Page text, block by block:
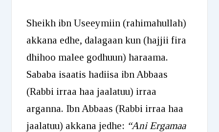
Sheikh ibn Useeymiin (rahimahullah)
akkana edhe, dalagaan kun (hajjii fira
dhihoo malee godhuun) haraama.
Sababa isaatis hadiisa ibn Abbaas
(Rabbi irraa haa jaalatuu) irraa
arganna. Ibn Abbaas (Rabbi irraa haa
jaalatuu) akkana jedhe: “Ani Ergamaa